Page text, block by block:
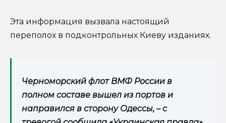
Эта информация вызвала настоящий
переполох в подконтрольных Киеву изданиях.
Черноморский флот ВМФ России в
полном составе вышел из портов и
направился в сторону Одессы, – с